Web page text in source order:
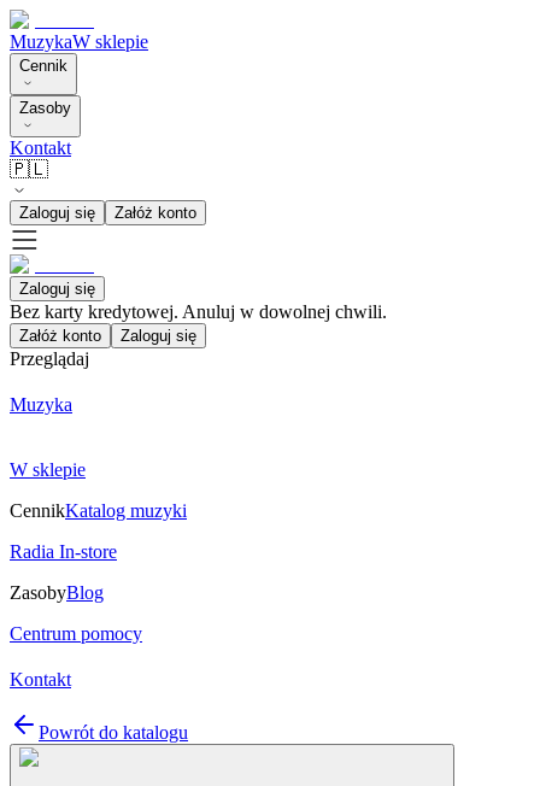
MuzykaW sklepie
Cennik
Zasoby
Kontakt
🇵🇱
Zaloguj się Załóż konto
Zaloguj się
Bez karty kredytowej. Anuluj w dowolnej chwili.
Załóż konto Zaloguj się
Przeglądaj
Muzyka
W sklepie
CennikKatalog muzyki
Radia In-store
ZasobyBlog
Centrum pomocy
Kontakt
Powrót do katalogu